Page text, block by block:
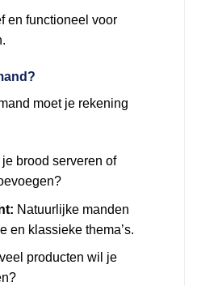
en functioneel voor
moet je rekening
brood serveren of
Natuurlijke manden
en klassieke thema’s.
producten wil je